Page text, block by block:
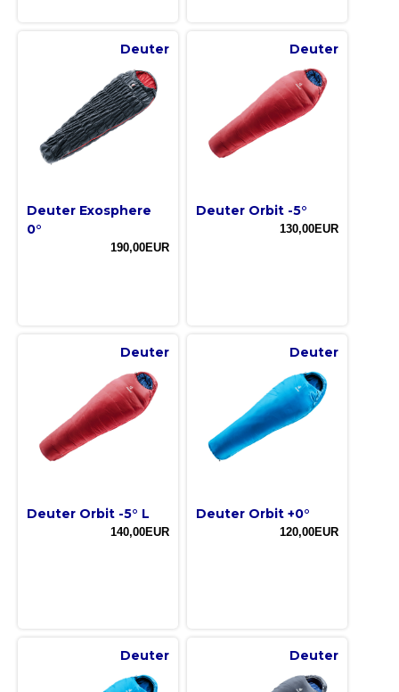
Deuter
Deuter Exosphere
0°
190,00EUR
Deuter
Deuter Orbit -5°
130,00EUR
Deuter
Deuter Orbit -5° L
140,00EUR
Deuter
Deuter Orbit +0°
120,00EUR
Deuter Deuter